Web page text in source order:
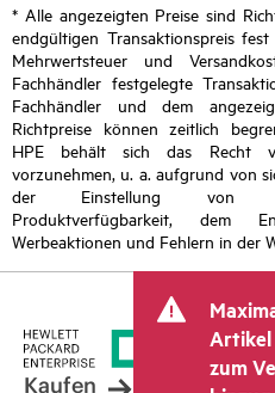
* Alle angezeigten Preise sind
endgültigen Transaktionspreis
Mehrwertsteuer und
Fachhändler festgelegte
Fachhändler und dem
Richtpreise können zeitlich
HPE behält sich das Recht
vorzunehmen, u. a. aufgrund von
der Einstellung von
Produktverfügbarkeit, dem
Werbeaktionen und Fehlern in der
Artikel
zum
Kaufen